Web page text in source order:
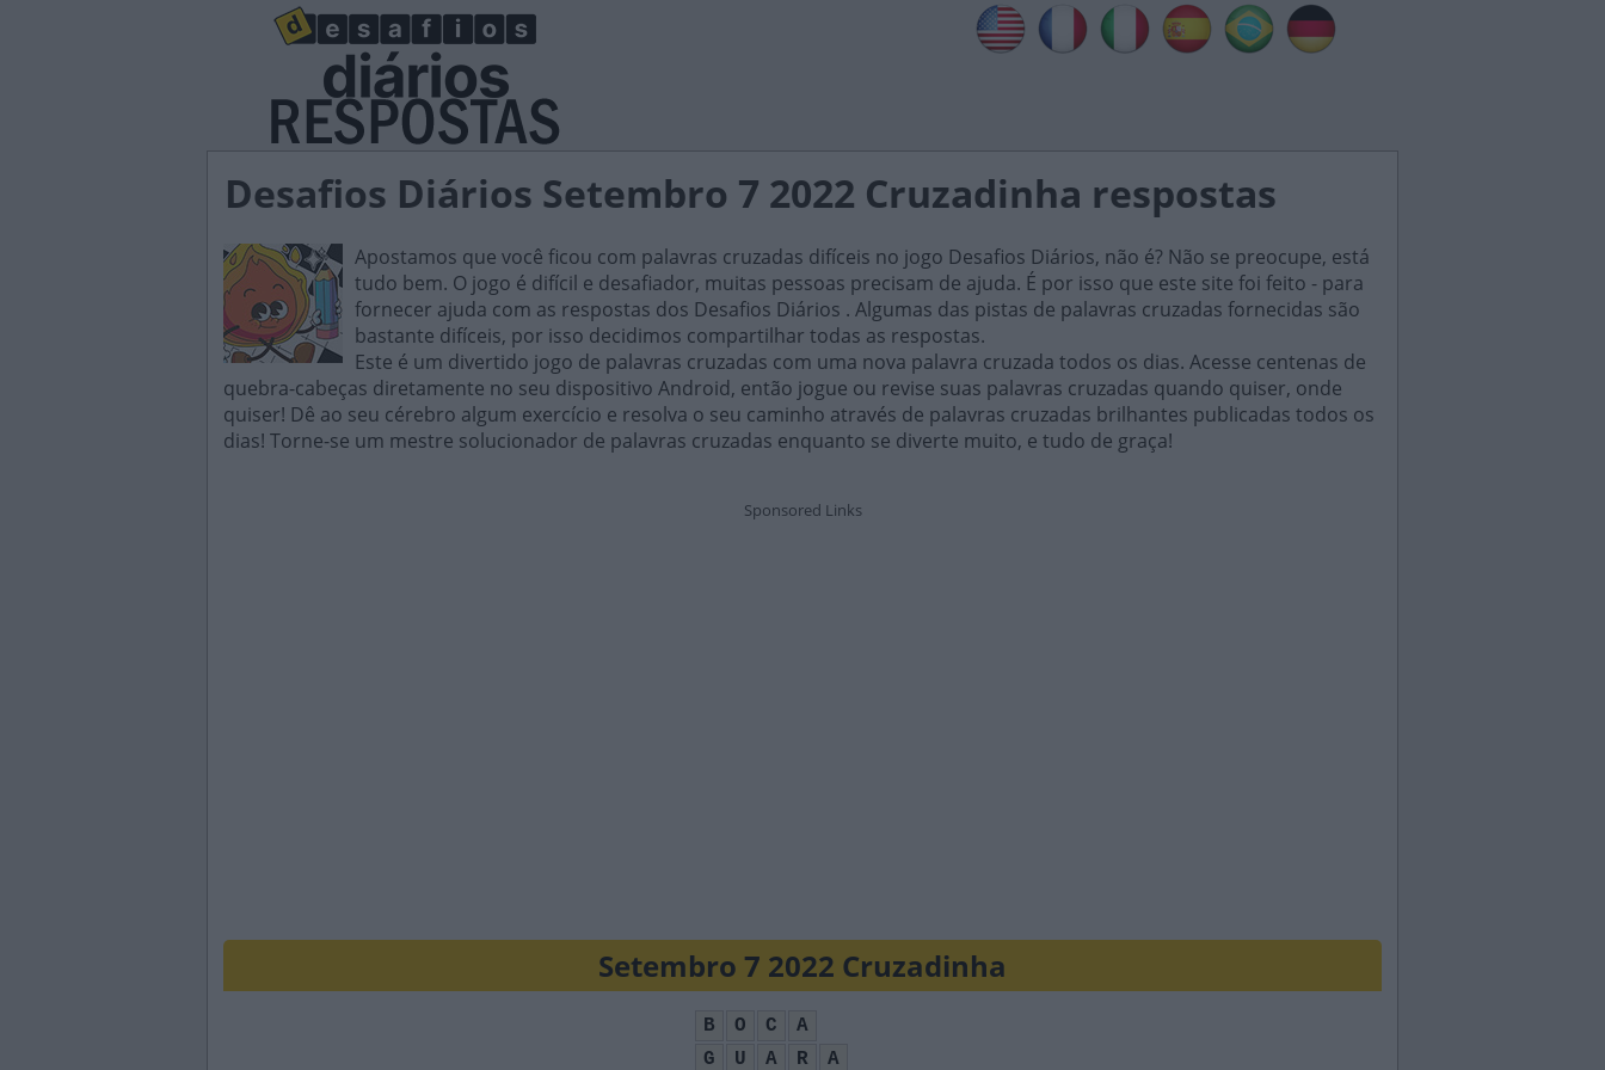
Desafios Diários Setembro 7 2022 Cruzadinha respostas
Apostamos que você ficou com palavras cruzadas difíceis no jogo Desafios Diários, não é? Não se preocupe, está
tudo bem. O jogo é difícil e desafiador, muitas pessoas precisam de ajuda. É por isso que este site foi feito - para
fornecer ajuda com as respostas dos Desafios Diários . Algumas das pistas de palavras cruzadas fornecidas são
bastante difíceis, por isso decidimos compartilhar todas as respostas.
Este é um divertido jogo de palavras cruzadas com uma nova palavra cruzada todos os dias. Acesse centenas de
quebra-cabeças diretamente no seu dispositivo Android, então jogue ou revise suas palavras cruzadas quando quiser, onde
quiser! Dê ao seu cérebro algum exercício e resolva o seu caminho através de palavras cruzadas brilhantes publicadas todos os
dias! Torne-se um mestre solucionador de palavras cruzadas enquanto se diverte muito, e tudo de graça!
Setembro 7 2022 Cruzadinha
B O C
A
G
U A R
A